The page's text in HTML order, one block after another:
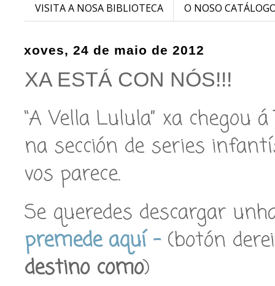
VISITA A NOSA BIBLIOTECA
O NOSO
xoves, 24 de maio de 2012
XA ESTÁ CON NÓS!!!
“A Vella Lulula” xa chegou
na sección de series
vos parece.
Se queredes descargar
premede aquí – (botón
destino como)